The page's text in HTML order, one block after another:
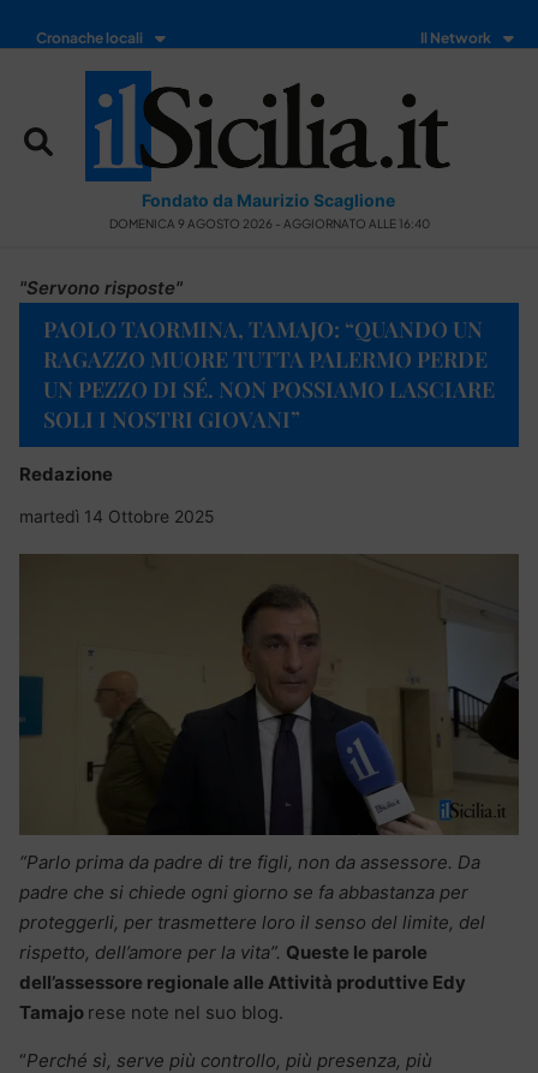
Cronache locali Il Network
Fondato da Maurizio Scaglione
DOMENICA 9 AGOSTO 2026 - AGGIORNATO ALLE 16:40
"Servono risposte"
PAOLO TAORMINA, TAMAJO: “QUANDO UN
RAGAZZO MUORE TUTTA PALERMO PERDE
UN PEZZO DI SÉ. NON POSSIAMO LASCIARE
SOLI I NOSTRI GIOVANI”
Redazione
martedì 14 Ottobre 2025
“Parlo prima da padre di tre figli, non da assessore. Da
padre che si chiede ogni giorno se fa abbastanza per
proteggerli, per trasmettere loro il senso del limite, del
rispetto, dell’amore per la vita”. Queste le parole
dell’assessore regionale alle Attività produttive Edy
Tamajo rese note nel suo blog.
“Perché sì, serve più controllo, più presenza, più